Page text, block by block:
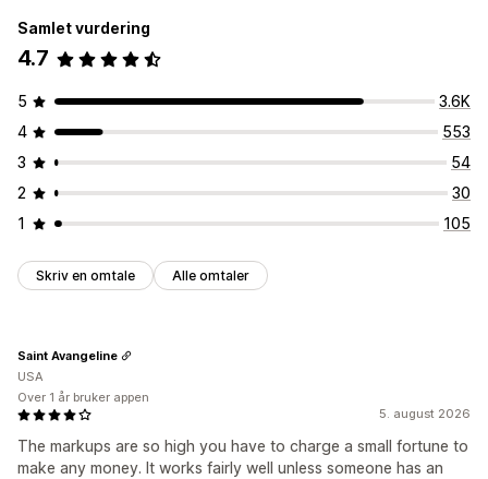
Samlet vurdering
4.7
5
3.6K
4
553
3
54
2
30
1
105
Skriv en omtale Alle omtaler
5. august 2026
The markups are so high you have to charge a small fortune to
make any money. It works fairly well unless someone has an
Saint Avangeline
USA
Over 1 år bruker appen